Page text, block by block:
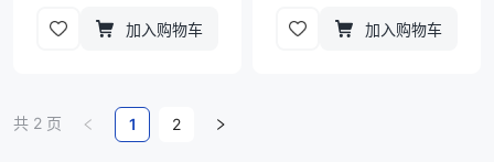
加入购物车 加入购物车
共 2 页 1 2